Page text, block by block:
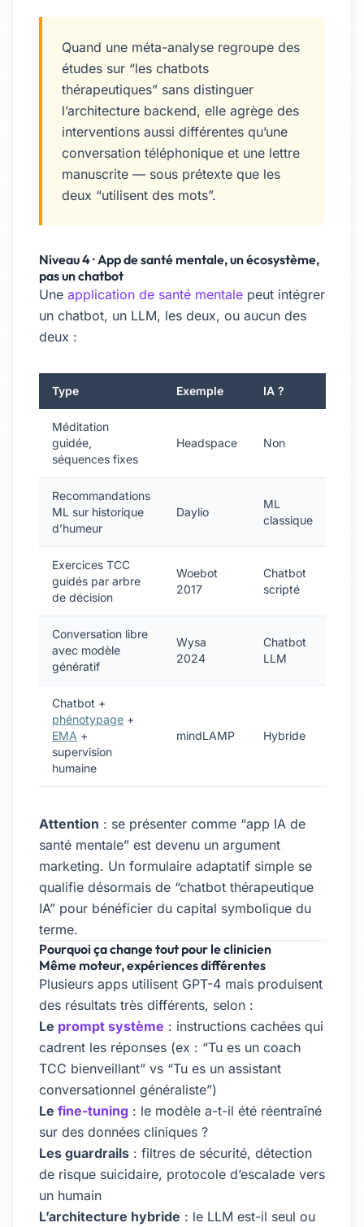
Quand une méta-analyse regroupe des
études sur “les chatbots
thérapeutiques” sans distinguer
l’architecture backend, elle agrège des
interventions aussi différentes qu’une
conversation téléphonique et une lettre
manuscrite — sous prétexte que les
deux “utilisent des mots”.
Niveau 4 · App de santé mentale, un écosystème,
pas un chatbot
Une application de santé mentale peut intégrer
un chatbot, un LLM, les deux, ou aucun des
deux :
Type Exemple IA ?
Méditation
guidée,
séquences fixes
Headspace Non
Recommandations
ML sur historique
d’humeur
Daylio
ML
classique
Exercices TCC
guidés par arbre
de décision
Woebot
2017
Chatbot
scripté
Conversation libre
avec modèle
génératif
Wysa
2024
Chatbot
LLM
Chatbot +
phénotypage +
EMA +
supervision
humaine
mindLAMP Hybride
Attention : se présenter comme “app IA de
santé mentale” est devenu un argument
marketing. Un formulaire adaptatif simple se
qualifie désormais de “chatbot thérapeutique
IA” pour bénéficier du capital symbolique du
terme.
Pourquoi ça change tout pour le clinicien
Même moteur, expériences différentes
Plusieurs apps utilisent GPT-4 mais produisent
des résultats très différents, selon :
Le prompt système : instructions cachées qui
cadrent les réponses (ex : “Tu es un coach
TCC bienveillant” vs “Tu es un assistant
conversationnel généraliste”)
Le fine-tuning : le modèle a-t-il été réentraîné
sur des données cliniques ?
Les guardrails : filtres de sécurité, détection
de risque suicidaire, protocole d’escalade vers
un humain
L’architecture hybride : le LLM est-il seul ou